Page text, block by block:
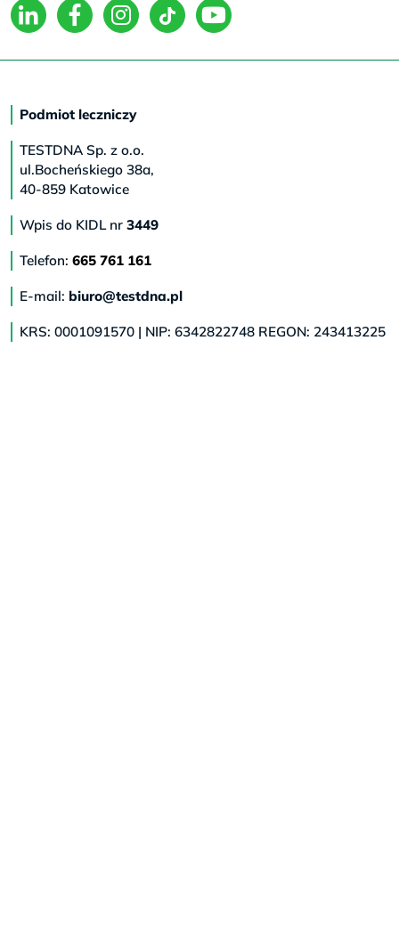
Podmiot leczniczy
TESTDNA Sp. z o.o.
ul.Bocheńskiego 38a,
40-859 Katowice
Wpis do KIDL nr 3449
Telefon: 665 761 161
E-mail: biuro@testdna.pl
KRS: 0001091570 | NIP: 6342822748 REGON: 243413225